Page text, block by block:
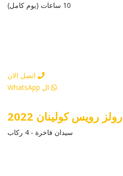
10 ساعات (يوم كامل)
اتصل الان
ال WhatsApp
رولز رويس كولينان 2022
سيدان فاخرة - 4 ركاب